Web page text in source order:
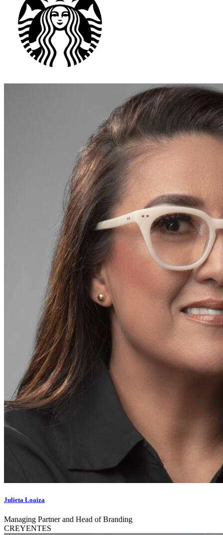
Julieta Loaiza
Managing Partner and Head of Branding
CREYENTES